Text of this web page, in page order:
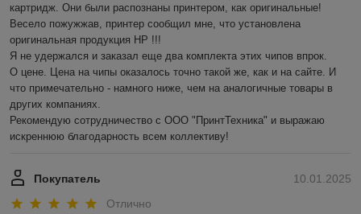
картридж. Они были распознаны принтером, как оригинальные!
Весело пожужжав, принтер сообщил мне, что установлена
оригинальная продукция HP !!!
Я не удержался и заказал еще два комплекта этих чипов впрок.
О цене. Цена на чипы оказалось точно такой же, как и на сайте. И
что примечательно - намного ниже, чем на аналогичные товары в
других компаниях.
Рекомендую сотрудничество с ООО "ПринтТехника" и выражаю
искреннюю благодарность всем коллективу!
10.01.2025
Покупатель
Отлично